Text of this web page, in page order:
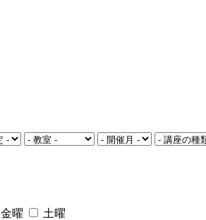
金曜 土曜